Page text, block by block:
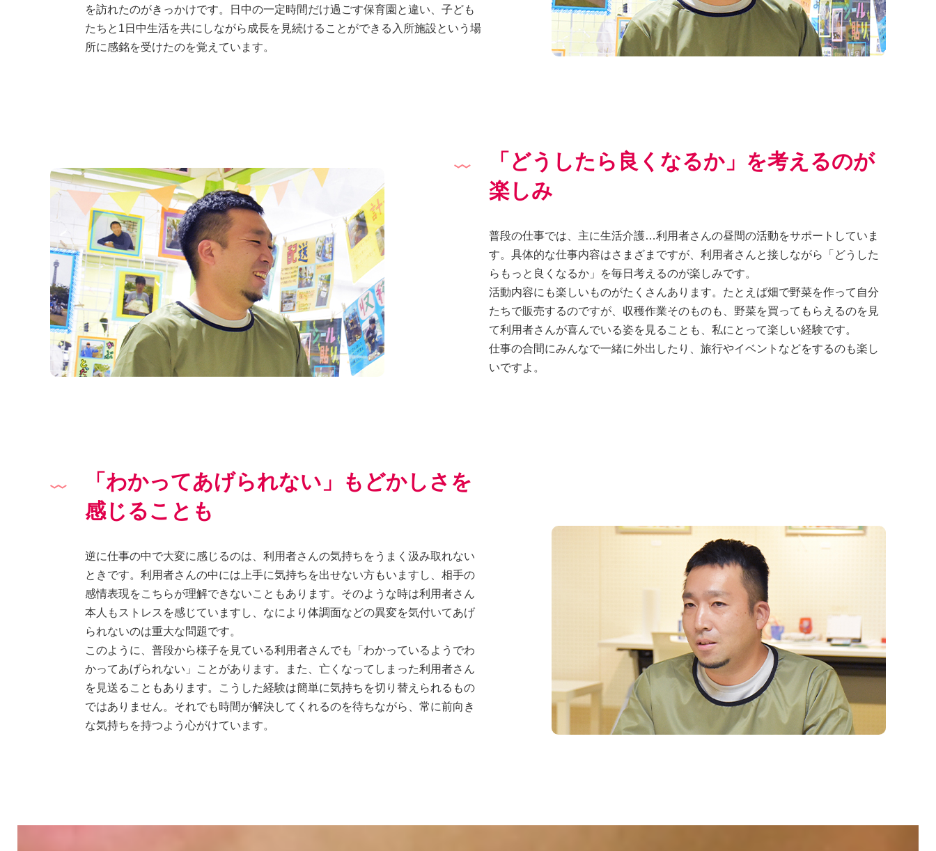
を訪れたのがきっかけです。日中の一定時間だけ過ごす保育園と違い、子ども
たちと1日中生活を共にしながら成長を見続けることができる入所施設という場
所に感銘を受けたのを覚えています。
「どうしたら良くなるか」を考えるのが
楽しみ
普段の仕事では、主に生活介護…利用者さんの昼間の活動をサポートしていま
す。具体的な仕事内容はさまざまですが、利用者さんと接しながら「どうした
らもっと良くなるか」を毎日考えるのが楽しみです。
活動内容にも楽しいものがたくさんあります。たとえば畑で野菜を作って自分
たちで販売するのですが、収穫作業そのものも、野菜を買ってもらえるのを見
て利用者さんが喜んでいる姿を見ることも、私にとって楽しい経験です。
仕事の合間にみんなで一緒に外出したり、旅行やイベントなどをするのも楽し
いですよ。
「わかってあげられない」もどかしさを
感じることも
逆に仕事の中で大変に感じるのは、利用者さんの気持ちをうまく汲み取れない
ときです。利用者さんの中には上手に気持ちを出せない方もいますし、相手の
感情表現をこちらが理解できないこともあります。そのような時は利用者さん
本人もストレスを感じていますし、なにより体調面などの異変を気付いてあげ
られないのは重大な問題です。
このように、普段から様子を見ている利用者さんでも「わかっているようでわ
かってあげられない」ことがあります。また、亡くなってしまった利用者さん
を見送ることもあります。こうした経験は簡単に気持ちを切り替えられるもの
ではありません。それでも時間が解決してくれるのを待ちながら、常に前向き
な気持ちを持つよう心がけています。